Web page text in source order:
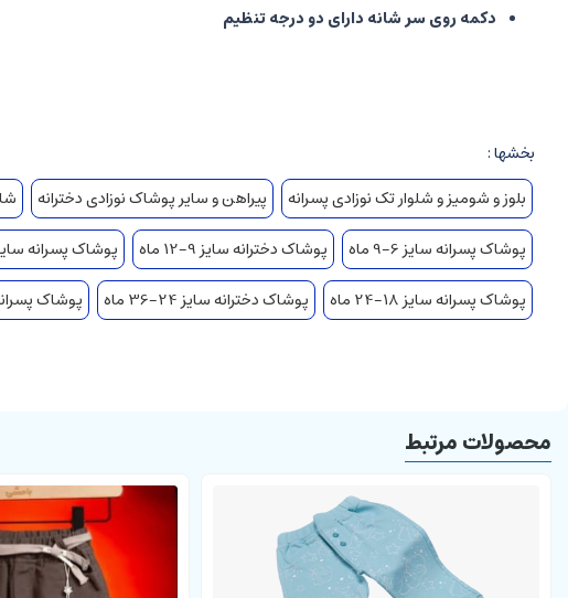
دکمه روی سر شانه دارای دو درجه تنظیم
بخشها :
بلوز و شومیز و شلوار تک نوزادی پسرانه
پیراهن و سایر پوشاک نوزادی دخترانه
پوشاک پسرانه سایز 6-9 ماه
پوشاک دخترانه سایز 9-12 ماه پوشاک پسرانه سایز 9-12
پوشاک پسرانه سایز 18-24 ماه
پوشاک دخترانه سایز 24-36 ماه پوشاک پسرانه
محصولات مرتبط